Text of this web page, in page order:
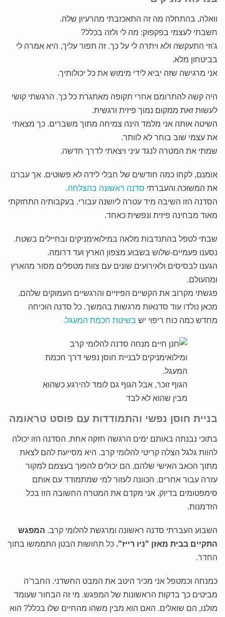
וואלה, בהתחלה מה זה התאכזבתי מהרעיון שלה.
חשבתי לעצמי בפקפוק: מה לי ולזה בכלל?
ג'וזי התעקשה ולא ויתרה לי על כך. זה תפור עליך, היא אמרה לי
בביטחון מלא.
אני מרגישה שזה יביא לידי מימוש את כל יכולותיך.
היה קשה להתרומם אחרי תקופה מאתגרת כל כך. הרגשתי קושי
לעשות זאת ממקום נמוך פיזית ורגשית.
השיטה אותה אני מלמד הינה צמיחה מתוך משברים. כך מצאתי
את עצמי שוב בוחר לא לוותר.
שמתי את המטרה לנגד עיני ויצאתי לדרך חדשה.
אומנם, לקחו כמה חודשים של חבלי לידה לא פשוטים. אך עברנו
את המשוכה והעברתי סדנה ראשונה בהצלחה.
הסדנה הזו השיבה מיד עטרה ליושנה עבורי. בעקבותיה התחזקתי
מאוד מבחינה פיזית ונפשית כאחד.
שבתי לטפל בהתנדבות מלאה במילואימניקים ובחיילים בשטח.
נסענו פעמיים-שלוש בשבוע מצפון הארץ ועד דרומה.
הגענו לבסיסים ולאירועים שונים עם צוות מטפלים מסור מהארץ
ומהעולם.
פגשתי מקרוב את הקשיים הפיזיים והרגשיים העמוקים שלהם.
מכאן נולדו עוד סדנאות מרגשות בהמשך. כל סדנה הוכיחה
מחדש כמה כוח ריפוי יש בשיטת חכמת המעגל.
הגוף זוכר, אבל הגוף גם לומד להירגע כשהוא
מבין שהוא לא לבד
בניית חוסן נפשי והתמודדות עם פוסט טראומה
בתוכי נבנתה באותם ימים הרגשה חזקה אחת. הסדנה הזו יכולה
להוות גלגל הצלה קריטי להלומי קרב. היא מסייעת להם לצאת
מתוך הכאב האישי שלהם. הם יכולים להפוך בעצמם למקור
עזרה עבור אחרים. הכוונה לעזור למי שמתמודד עם אותם
סימפטומים בדיוק. אני מקדם את המטרה החשובה הזו בכל
הזדמנות.
השבוע העברתי סדנה ראשונה ומרגשת להלומי קרב. המפגש
התקיים בבית מאזן "ניו רייז". כל תחושות הבטן התממשו בתוך
החדר.
כמנחה וכמטפל אני מכיר היטב את המבט החשדני. החבר'ה
מביטים כך בדקות הראשונות של המפגש. מי זה הבחור שעומד
מולנו, הם שואלים. האם הוא מבין משהו מהחיים שלו בכלל? הוא